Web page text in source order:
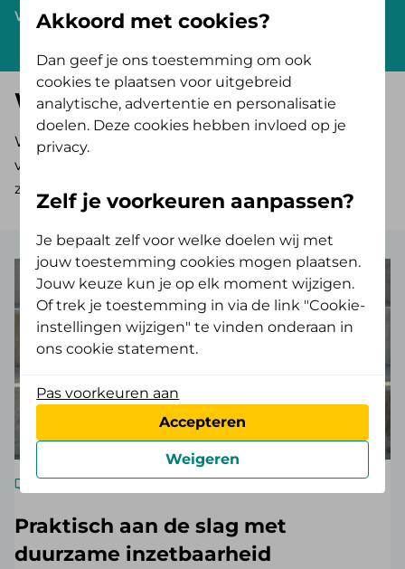
webinar volgt binnenkort.
Webinar terugkijken?
Wil jij een webinar terugkijken? Dat kan! Hieronder
vind je een overzicht van alle webinars die geweest
zijn.
Webinar 45 minuten
Praktisch aan de slag met
duurzame inzetbaarheid
Akkoord met cookies?
Dan geef je ons toestemming om ook
cookies te plaatsen voor uitgebreid
analytische, advertentie en personalisatie
doelen. Deze cookies hebben invloed op je
privacy.
Zelf je voorkeuren aanpassen?
Je bepaalt zelf voor welke doelen wij met
jouw toestemming cookies mogen plaatsen.
Jouw keuze kun je op elk moment wijzigen.
Of trek je toestemming in via de link "Cookie-
instellingen wijzigen" te vinden onderaan in
ons cookie statement.
Pas voorkeuren aan
Accepteren
Weigeren